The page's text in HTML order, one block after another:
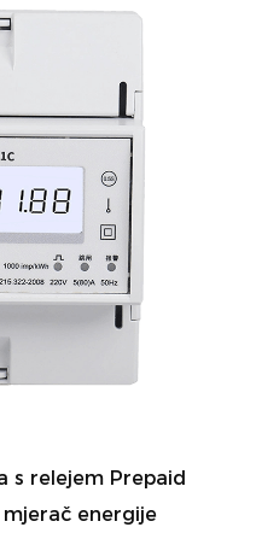
s relejem Prepaid
energije